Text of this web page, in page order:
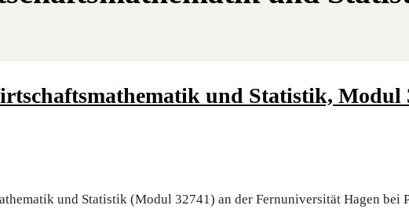
und Sta­tis­tik, Modul
und Sta­tis­tik (Modul 32741) an der Fern­uni­ver­si­tät Hagen